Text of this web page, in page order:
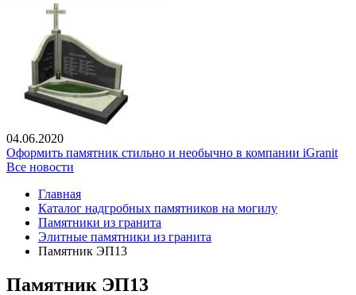
04.06.2020
Оформить памятник стильно и необычно в компании iGranit
Все новости
Главная
Каталог надгробных памятников на могилу
Памятники из гранита
Элитные памятники из гранита
Памятник ЭП13
Памятник ЭП13